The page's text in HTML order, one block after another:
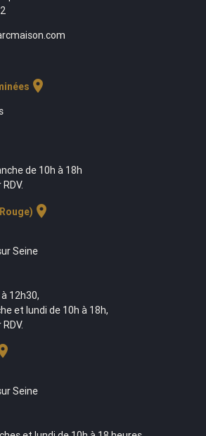
location_on
de 10h à 18h
location_on
Seine
12h30,
et lundi de 10h à 18h,
Seine